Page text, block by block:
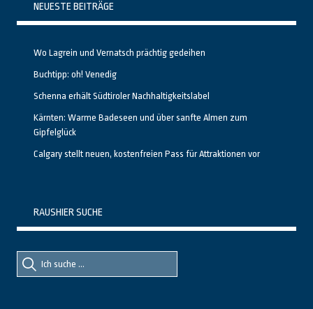
NEUESTE BEITRÄGE
Wo Lagrein und Vernatsch prächtig gedeihen
Buchtipp: oh! Venedig
Schenna erhält Südtiroler Nachhaltigkeitslabel
Kärnten: Warme Badeseen und über sanfte Almen zum
Gipfelglück
Calgary stellt neuen, kostenfreien Pass für Attraktionen vor
RAUSHIER SUCHE
Suche
nach::
Suche
nach: